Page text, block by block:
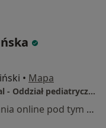
• Mapa
Zespół Opieki Zdrowotnej - Szpital - Oddział pediatryczny
Specjalista nie oferuje umawiania online pod tym adresem.